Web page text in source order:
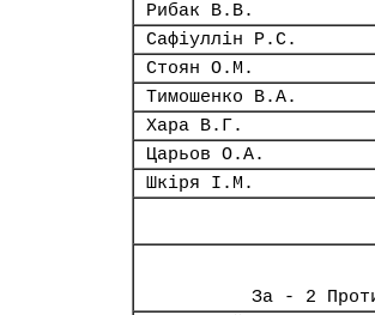
Рибак В.В.
Сафіуллін Р.С.
Стоян О.М.
Тимошенко В.А.
Хара В.Г.
Царьов О.А.
Шкіря І.М.
За - 2